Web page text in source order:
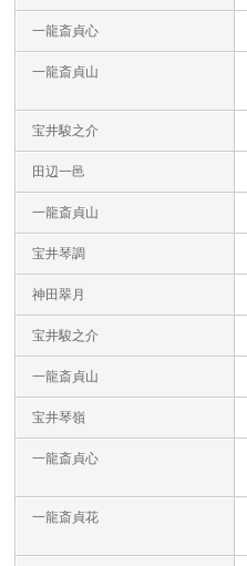
一龍斎貞心
一龍斎貞山
宝井駿之介
田辺一邑
一龍斎貞山
宝井琴調
神田翠月
宝井駿之介
一龍斎貞山
宝井琴嶺
一龍斎貞心
一龍斎貞花